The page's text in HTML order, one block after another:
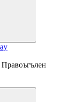
Правоъгълен